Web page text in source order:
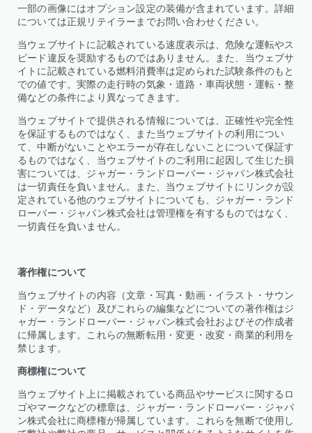
一部の画像にはオプション設定の装備が含まれています。詳細
については正規リテイラー​までお問い合わせください。
当ウェブサイトに記載されている速度表示は、危険な運転やス
ピード違反を奨励するものではありません。また、当ウェブサ
イトに記載されている燃料消費率は定められた試験条件のもと
での値です。実際の走行時の気象・道路・車両状態・運転・整
備などの条件により異なってきます。
当ウェブサイトで提供される情報については、正確性や完全性
を保証するものではなく、また当ウェブサイトの利用につい
て、中断がないことやエラーが存在しないことについて保証す
るものではなく、当ウェブサイトのご利用に起因して生じた損
害については、ジャガー・ランドローバー・ジャパン株式会社​
は一切責任を負いません。また、当ウェブサイトにリンクが設
定されている他のウェブサイトについても、ジャガー・ランド
ローバー・ジャパン株式会社​は管理権を有するものではなく、
一切責任を負いません。
著作権について
当ウェブサイトの内容（文章・写真・動画・イラスト・サウン
ド・データなど）及びこれらの編集などについての著作権はジ
ャガー・ランドローバー・ジャパン株式会社​およびその作成者
に帰属します。これらの無断転用・変更・改変・商業的利用を
禁じます。
商標権について
当ウェブサイト上に掲載されている商品やサービスに関するロ
ゴやマークなどの標章は、ジャガー・ランドローバー・ジャパ
ン株式会社​に商標権が帰属しています。これらを無断で使用し